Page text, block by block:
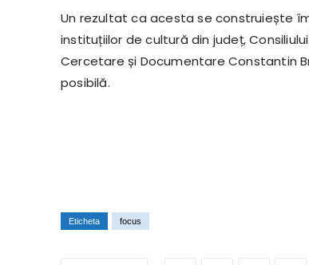
Un rezultat ca acesta se construiește
instituțiilor de cultură din județ,
Cercetare și Documentare Constantin
posibilă.
Eticheta focus